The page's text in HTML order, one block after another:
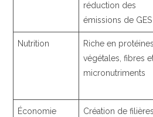
réduction des
émissions de GES
Nutrition
Riche en protéines
végétales, fibres
micronutriments
Économie
Création de filières